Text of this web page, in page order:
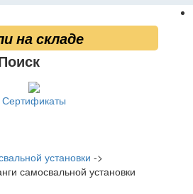
Сертификаты
установки ->
самосвальной установки